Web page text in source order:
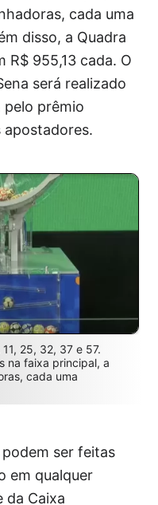
cada uma
disso, a Quadra
R$ 955,13 cada. O
será realizado
pelo prêmio
apostadores.
25, 32, 37 e 57.
na faixa principal, a
cada uma
ser feitas
em qualquer
da Caixa